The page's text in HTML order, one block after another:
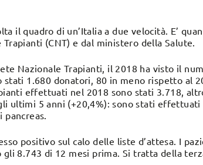
il quadro di un’Italia a due velocità. E’
(CNT) e dal ministero della Salute.
Nazionale Trapianti, il 2018 ha visto il
stati 1.680 donatori, 80 in meno rispetto al
effettuati nel 2018 sono stati 3.718,
ultimi 5 anni (+20,4%): sono stati
pancreas.
positivo sul calo delle liste d’attesa. I
8.743 di 12 mesi prima. Si tratta della